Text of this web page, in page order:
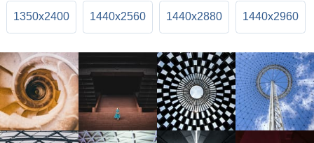
1350x2400 1440x2560 1440x2880 1440x2960